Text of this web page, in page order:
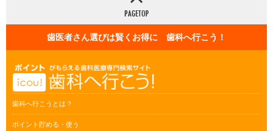
歯医者さん選びは賢くお得に 歯科へ行こう！
歯科へ行こうとは？
ポイント貯める・使う